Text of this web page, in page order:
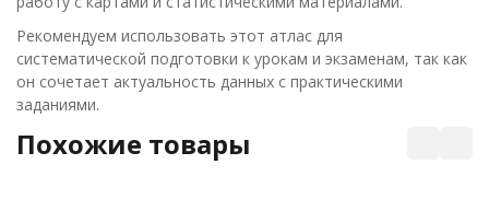
Рекомендуем использовать этот атлас для
систематической подготовки к урокам и экзаменам, так как
он сочетает актуальность данных с практическими
заданиями.
Похожие товары